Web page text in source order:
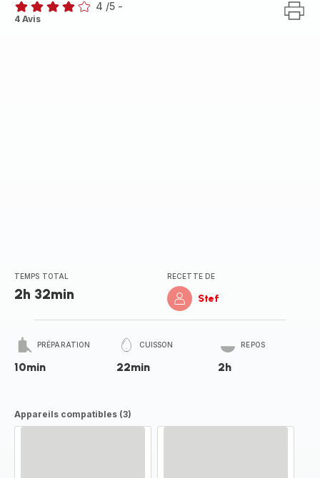
Avis
4 /5 -
4 Avis
TEMPS TOTAL
2h 32min
RECETTE DE
Stef
PRÉPARATION
10min
CUISSON
22min
REPOS
2h
Appareils compatibles (3)